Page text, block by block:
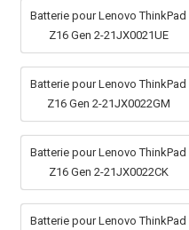
Batterie pour Lenovo ThinkPad
Z16 Gen 2-21JX0021UE
Batterie pour Lenovo ThinkPad
Z16 Gen 2-21JX0022GM
Batterie pour Lenovo ThinkPad
Z16 Gen 2-21JX0022CK
Batterie pour Lenovo ThinkPad